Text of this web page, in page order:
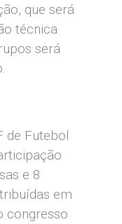
que será
técnica
será
de Futebol
e 8
em
congresso